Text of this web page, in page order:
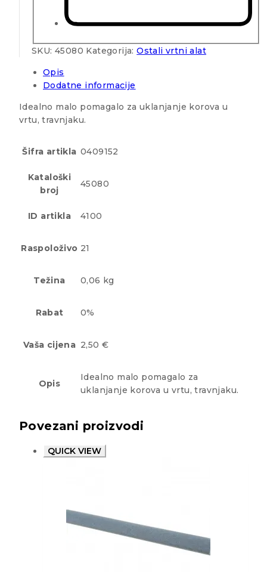
SKU: 45080 Kategorija:Ostali vrtni alat
Opis
Dodatne informacije
Idealno malo pomagalo za uklanjanje korova u
vrtu, travnjaku.
Šifra artikla 0409152
Kataloški
broj
45080
ID artikla 4100
Raspoloživo 21
Težina 0,06 kg
Rabat 0%
Vaša cijena 2,50 €
Opis
Idealno malo pomagalo za
uklanjanje korova u vrtu, travnjaku.
Povezani proizvodi
QUICK VIEW